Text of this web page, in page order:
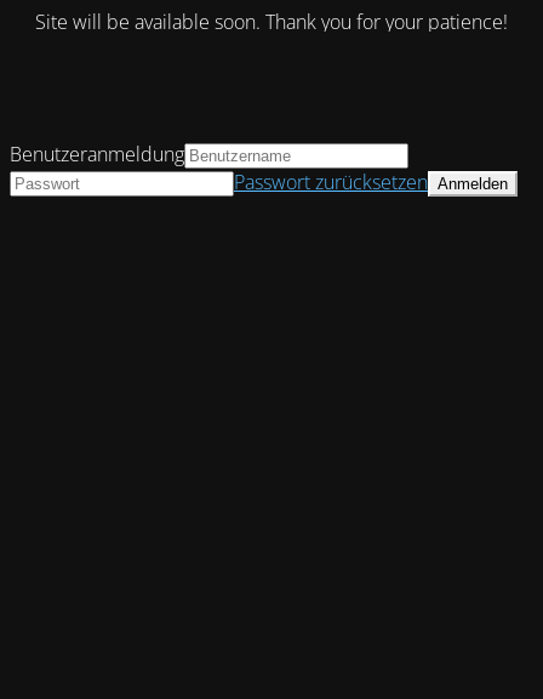
Site will be available soon. Thank you for your patience!
Benutzeranmeldung
Passwort zurücksetzen